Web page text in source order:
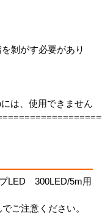
剝がす必要があり
は、使用できません
LED 300LED/5m用
ご注意ください。